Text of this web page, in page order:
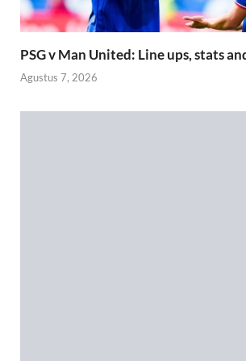
PSG v Man United: Line ups, stats
Agustus 7, 2026